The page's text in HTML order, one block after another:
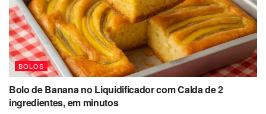
BOLOS
Bolo de Banana no Liquidificador com Calda de 2
ingredientes, em minutos